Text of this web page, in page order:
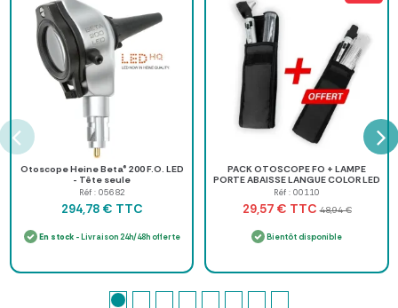
Otoscope Heine Beta® 200 F.O. LED
- Tête seule
Réf : 05682
294,78 € TTC
En stock- Livraison 24h/48h offerte
PACK OTOSCOPE FO + LAMPE
PORTE ABAISSE LANGUE COLOR LED
MEDICLINIC - noir
Réf : 00110
29,57 € TTC 48,94 €
Bientôt disponible